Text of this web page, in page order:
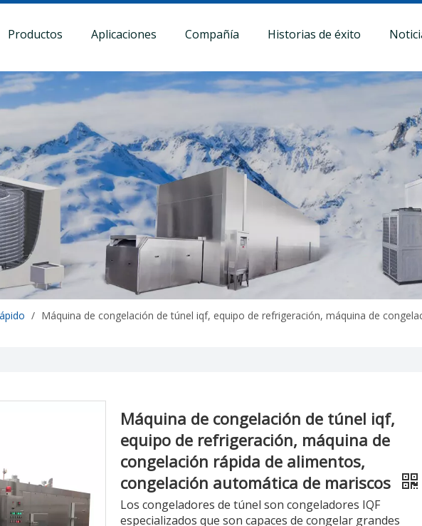
Productos Aplicaciones Compañía Historias de éxito
/ Máquina de congelación de túnel iqf, equipo de refrigeración, máquina de
Máquina de congelación de túnel iqf,
equipo de refrigeración, máquina de
congelación rápida de alimentos,
congelación automática de mariscos
Los congeladores de túnel son congeladores IQF
especializados que son capaces de congelar grandes